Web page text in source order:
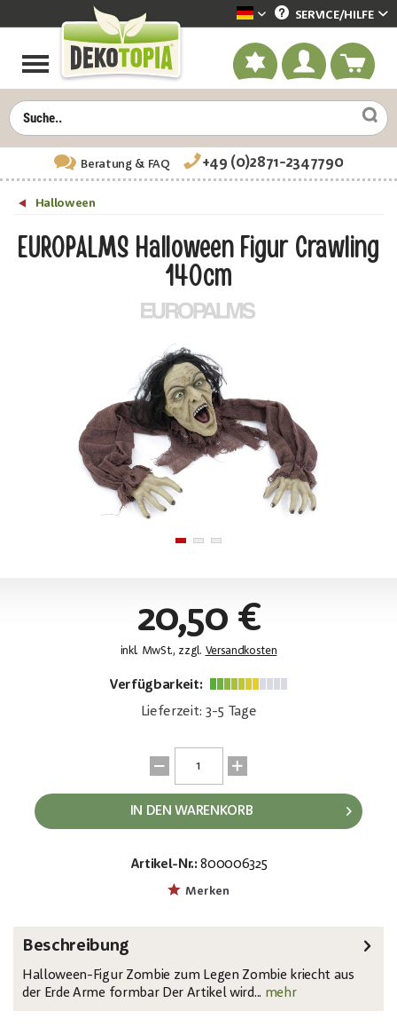
Dekotopia deutsch
SERVICE/HILFE
Beratung& FAQ +49 (0)2871-2347790
Halloween
EUROPALMS Halloween Figur Crawling
140cm
20,50 €
inkl. MwSt., zzgl. Versandkosten
Verfügbarkeit:
Lieferzeit: 3-5 Tage
IN DEN WARENKORB
Artikel-Nr.: 800006325
Merken
Beschreibung
Halloween-Figur Zombie zum Legen Zombie kriecht aus
der Erde Arme formbar Der Artikel wird... mehr